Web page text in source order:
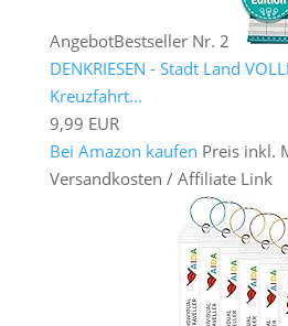
AngebotBestseller Nr. 2
DENKRIESEN - Stadt Land
Kreuzfahrt...
9,99 EUR
Bei Amazon kaufen Preis inkl.
Versandkosten / Affiliate Link